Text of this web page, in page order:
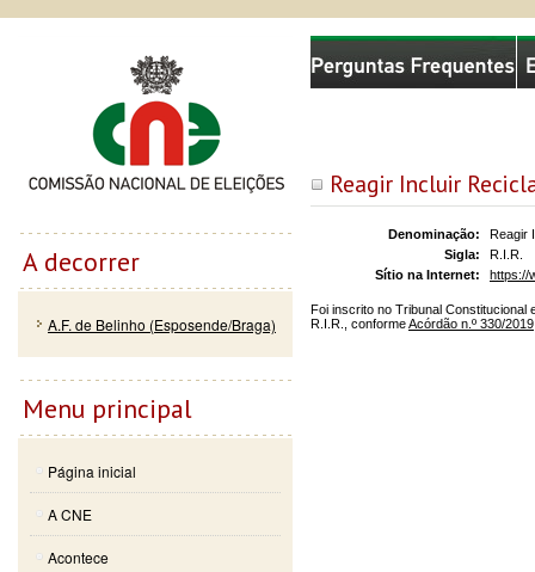
Reagir Incluir
Denominação:
Reagir
Sigla:
R.I.R.
Sítio na Internet:
https://
Foi inscrito no Tribunal Constitucional
R.I.R., conformeAcórdão n.º 330/2019
Comissão Nacional de Eleições
A decorrer
A.F. de Belinho (Esposende/Braga)
Menu principal
Página inicial
A CNE
Acontece